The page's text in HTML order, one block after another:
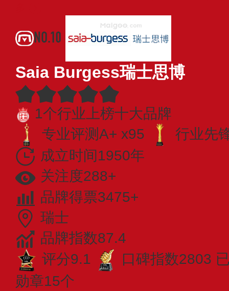
NO.10
Saia Burgess瑞士思博
1个行业上榜十大品牌
专业评测A+ x95
行业先
成立时间1950年
关注度288+
品牌得票3475+
瑞士
品牌指数87.4
评分9.1
口碑指数2803
勋章15个